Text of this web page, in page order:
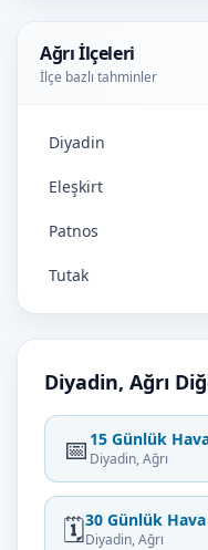
Ağrı İlçeleri
İlçe bazlı tahminler
Diyadin
Eleşkirt
Patnos
Tutak
Diyadin, Ağrı
📅 15 Günlük
Diyadin, Ağrı
🗓️30 Günlük
Diyadin, Ağrı